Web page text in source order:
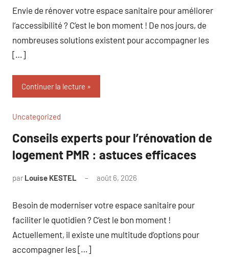
Envie de rénover votre espace sanitaire pour améliorer
l’accessibilité ? C’est le bon moment ! De nos jours, de
nombreuses solutions existent pour accompagner les
[…]
Continuer la lecture
Uncategorized
Conseils experts pour l’rénovation de
logement PMR : astuces efficaces
par Louise KESTEL août 6, 2026
Besoin de moderniser votre espace sanitaire pour
faciliter le quotidien ? C’est le bon moment !
Actuellement, il existe une multitude d’options pour
accompagner les […]